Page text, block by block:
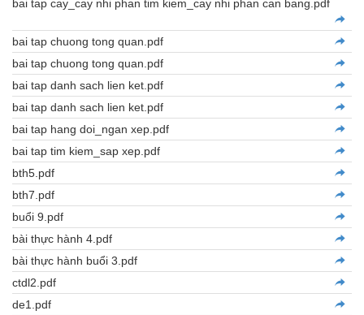
bai tap cay_cay nhi phan tim kiem_cay nhi phan can bang.pdf
bai tap chuong tong quan.pdf
bai tap chuong tong quan.pdf
bai tap danh sach lien ket.pdf
bai tap danh sach lien ket.pdf
bai tap hang doi_ngan xep.pdf
bai tap tim kiem_sap xep.pdf
bth5.pdf
bth7.pdf
buổi 9.pdf
bài thực hành 4.pdf
bài thực hành buổi 3.pdf
ctdl2.pdf
de1.pdf